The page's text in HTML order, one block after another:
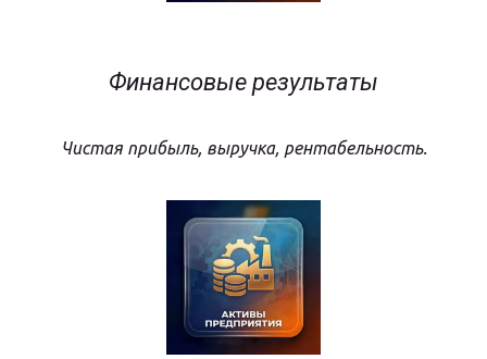
Финансовые результаты
Чистая прибыль, выручка, рентабельность.